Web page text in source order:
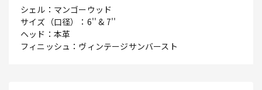
シェル：マンゴーウッド
サイズ（口径）：6'' & 7''
ヘッド：本革
フィニッシュ：ヴィンテージサンバースト